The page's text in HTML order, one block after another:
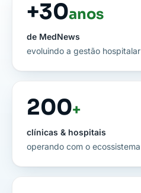
+30anos
de MedNews
evoluindo a gestão hospitalar
200+
clínicas & hospitais
operando com o ecossistema